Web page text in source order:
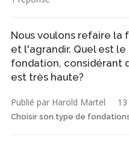
Nous voulons refaire la
et l'agrandir. Quel est
fondation, considérant
est très haute?
Publié par Harold Martel
Choisir son type de